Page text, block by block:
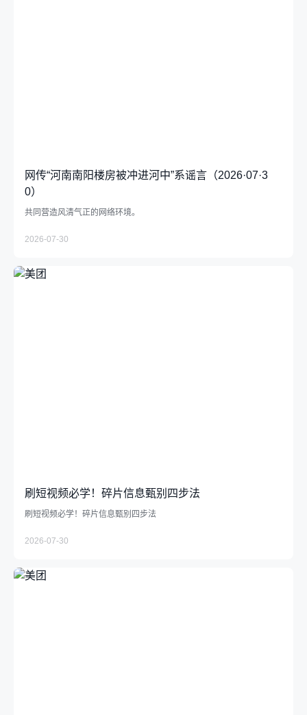
网传“河南南阳楼房被冲进河中”系谣言（2026·07·3
0）
共同营造风清气正的网络环境。
2026-07-30
刷短视频必学！碎片信息甄别四步法
刷短视频必学！碎片信息甄别四步法
2026-07-30